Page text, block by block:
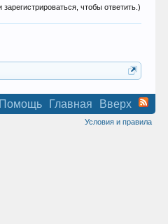
чтобы ответить.)
Помощь Главная Вверх
Условия и правила